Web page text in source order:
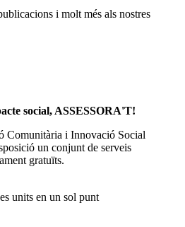
i molt més als nostres
social, ASSESSORA'T!
Comunitària i Innovació Social
un conjunt de serveis
gratuïts.